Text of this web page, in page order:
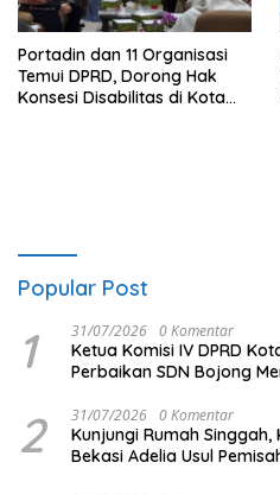
Portadin dan 11 Organisasi
Temui DPRD, Dorong Hak
Konsesi Disabilitas di Kota
Popular Post
1 31/07/2026 0 Komentar
Ketua Komisi IV DPRD
Perbaikan SDN Bojong
2 31/07/2026 0 Komentar
Kunjungi Rumah Singgah,
Bekasi Adelia Usul